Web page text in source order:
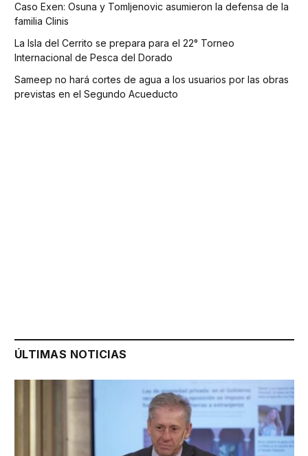
Caso Exen: Osuna y Tomljenovic asumieron la defensa de la
familia Clinis
La Isla del Cerrito se prepara para el 22° Torneo
Internacional de Pesca del Dorado
Sameep no hará cortes de agua a los usuarios por las obras
previstas en el Segundo Acueducto
ÚLTIMAS NOTICIAS